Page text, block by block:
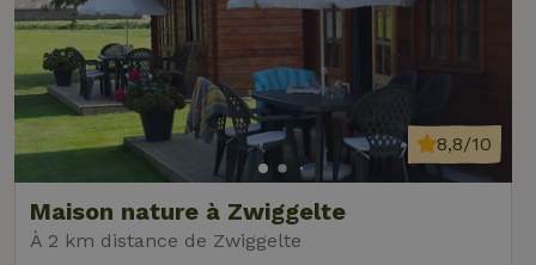
Maison nature à Zwiggelte
À 2 km distance de Zwiggelte
8,8/10